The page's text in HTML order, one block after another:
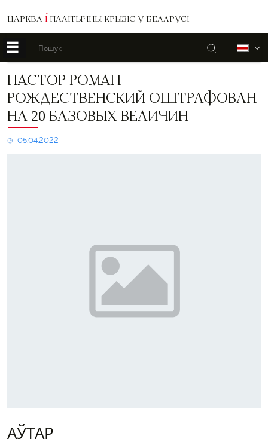
ЦАРКВА І ПАЛІТЫЧНЫ КРЫЗІС У БЕЛАРУСІ
☰ Пошук
Пастор
Рождественский
оштрафован
на
базовых
ПАСТОР РОМАН
РОЖДЕСТВЕНСКИЙ ОШТРАФОВАН
НА 20 БАЗОВЫХ ВЕЛИЧИН
05.04.2022
АЎТАР